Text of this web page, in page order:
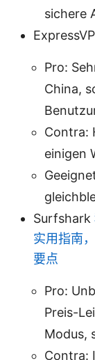
sichere
Pro:
China,
Contra:
einigen
Surfshark
实用指南
要点
Pro:
Preis-
Modus,
Contra: